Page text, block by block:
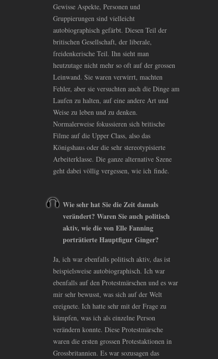
Gewisse Aspekte, Personen und
Gruppierungen sind vielleicht
autobiographisch gefärbt. Diesen Teil der
britischen Gesellschaft, der liberale,
freidenkerische Teil. Ihn sieht man
heutzutage nicht mehr so oft auf der grossen
Leinwand. Sie waren verwirrt, machten
Fehler, aber sie versuchten auch die Dinge am
Laufen zu halten, auf eine andere Art und
Weise zu leben und zu denken.
Normalerweise fokussieren sich britische
Filme auf die Upper Class, also das
Königshaus oder die sehr stereotypisierte
Arbeiterklasse. Die ganze alternative Szene
geht dabei völlig vergessen, wie ich finde.
Wie sehr hat Sie die Zeit damals
verändert? Waren Sie auch politisch
aktiv, wie die von Elle Fanning
porträtierte Hauptfigur Ginger?
Ja, ich war ebenfalls politisch aktiv, das ist
beispielsweise autobiographisch. Ich war
ebenfalls auf den Protestmärschen und es war
mir sehr bewusst, was sich auf der Welt
ereignete. Ich hatte sehr mit der Frage zu
kämpfen, was ich als einzelne Person
verändern konnte. Diese Protestmärsche
waren die ersten grossen Protestaktionen in
Grossbritannien. Es war sozusagen das